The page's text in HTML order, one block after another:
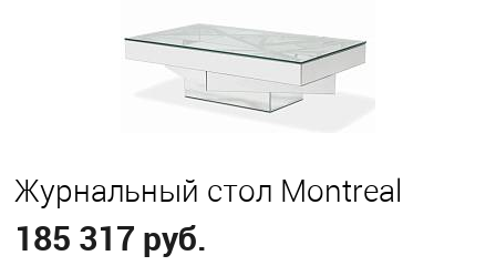
Журнальный стол Montreal
185 317 руб.